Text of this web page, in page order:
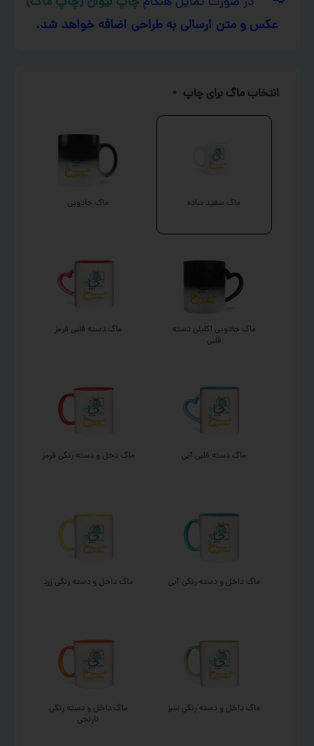
عکس و متن ارسالی به طراحی اضافه خواهد شد.
انتخاب ماگ برای چاپ *
ماگ سفید ساده ماگ جادویی
ماگ جادویی اکلیلی دسته
قلبی
ماگ دسته قلبی قرمز
ماگ دسته قلبی آبی ماگ دخل و دسته رنگی قرمز
ماگ داخل و دسته رنگی آبی ماگ داخل و دسته رنگی زرد
ماگ داخل و دسته رنگی سبز
ماگ داخل و دسته رنگی
نارنجی